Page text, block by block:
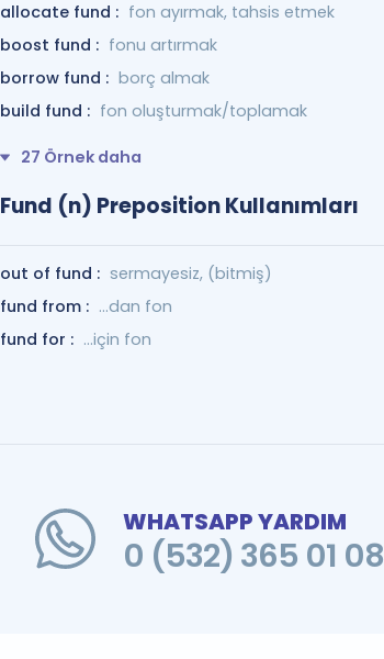
allocate fund : fon ayırmak, tahsis etmek
boost fund : fonu artırmak
borrow fund : borç almak
build fund : fon oluşturmak/toplamak
27 Örnek daha
Fund (n) Preposition Kullanımları
out of fund : sermayesiz, (bitmiş)
fund from : ...dan fon
fund for : ...için fon
WHATSAPP YARDIM
0 (532) 365 01 08